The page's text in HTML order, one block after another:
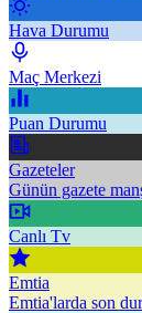
Hava Durumu
Maç Merkezi
Puan Durumu
Gazeteler
Günün gazete
Canlı Tv
Emtia
Emtia'larda son